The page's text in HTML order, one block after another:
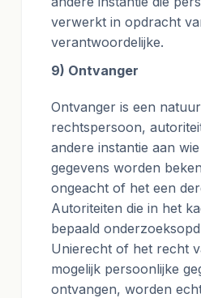
verwerkt in opdracht
verantwoordelijke.
9) Ontvanger
Ontvanger is een
rechtspersoon,
andere instantie aan
gegevens worden
ongeacht of het een
Autoriteiten die in het
bepaald
Unierecht of het recht
mogelijk persoonlijke
ontvangen, worden